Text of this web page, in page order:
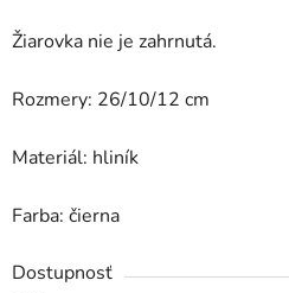
Žiarovka nie je zahrnutá.
Rozmery: 26/10/12 cm
Materiál: hliník
Farba: čierna
Dostupnosť